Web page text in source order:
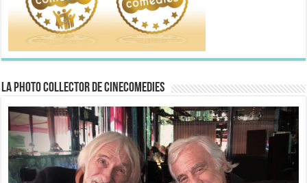
La Photo collector de CineComedies